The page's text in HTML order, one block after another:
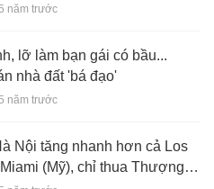
năm trước
lỡ làm bạn gái có bầu...
nhà đất 'bá đạo'
năm trước
Nội tăng nhanh hơn cả Los
(Mỹ), chỉ thua Thượng